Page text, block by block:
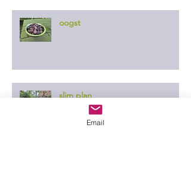
oogst
slim plan
Email